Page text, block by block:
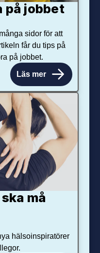
på jobbet
sidor för att
får du tips på
på jobbet.
Läs mer
må
hälsoinspiratörer